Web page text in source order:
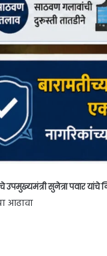
सुनेत्रा पवार यांचे
आढावा